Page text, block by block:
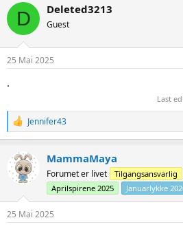
D Deleted3213
Guest
25 Mai 2025
.
Last
R
e
a
c
t
i
o
n
:
Jennifer43
MammaMaya
Forumet er livet Tilgangsansvarlig
Aprilspirene 2025
Januarlykke
25 Mai 2025